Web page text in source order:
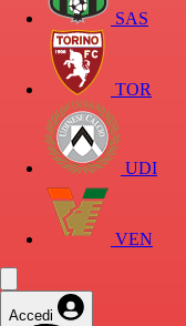
SAS
TOR
UDI
VEN
Accedi